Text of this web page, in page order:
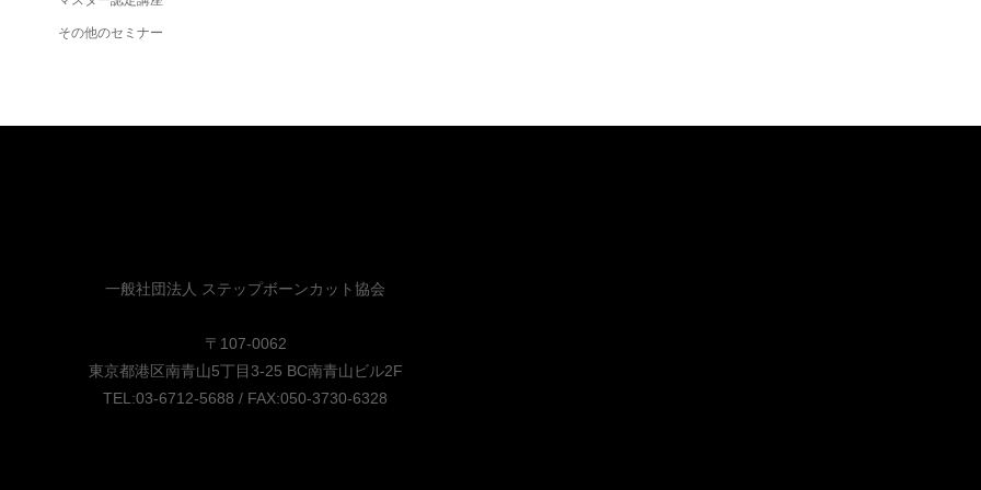
その他のセミナー
一般社団法人 ステップボーンカット協会
〒107-0062
東京都港区南青山5丁目3-25 BC南青山ビル2F
TEL:03-6712-5688 / FAX:050-3730-6328